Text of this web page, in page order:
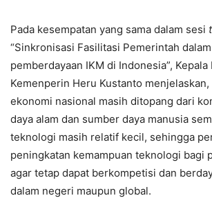
Pada kesempatan yang sama dalam sesi
“Sinkronisasi Fasilitasi Pemerintah
pemberdayaan IKM di Indonesia”, Kepala
Kemenperin Heru Kustanto
ekonomi nasional masih ditopang dari
daya alam dan sumber daya manusia
teknologi masih relatif kecil, sehingga
peningkatan kemampuan teknologi bagi
agar tetap dapat berkompetisi dan
dalam negeri maupun global.